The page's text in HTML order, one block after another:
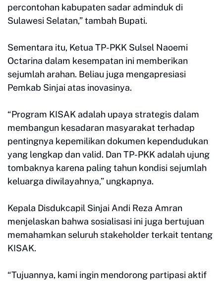
percontohan kabupaten sadar adminduk di
Sulawesi Selatan,” tambah Bupati.
Sementara itu, Ketua TP-PKK Sulsel Naoemi
Octarina dalam kesempatan ini memberikan
sejumlah arahan. Beliau juga mengapresiasi
Pemkab Sinjai atas inovasinya.
“Program KISAK adalah upaya strategis dalam
membangun kesadaran masyarakat terhadap
pentingnya kepemilikan dokumen kependudukan
yang lengkap dan valid. Dan TP-PKK adalah ujung
tombaknya karena paling tahun kondisi sejumlah
keluarga diwilayahnya,” ungkapnya.
Kepala Disdukcapil Sinjai Andi Reza Amran
menjelaskan bahwa sosialisasi ini juga bertujuan
memahamkan seluruh stakeholder terkait tentang
KISAK.
“Tujuannya, kami ingin mendorong partipasi aktif